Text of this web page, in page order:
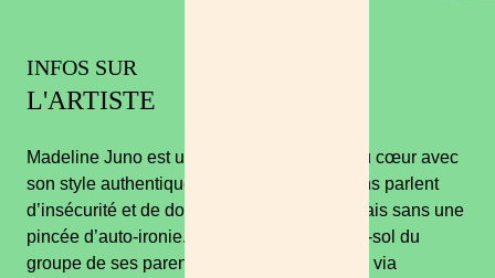
INFOS SUR
L'ARTISTE
Madeline Juno est une artiste qui va droit au cœur avec
son style authentique et direct. Ses chansons parlent
d’insécurité et de douleur, mais ne sont jamais sans une
pincée d’auto-ironie. Débutant dans le sous-sol du
groupe de ses parents, elle s'est fait un nom via